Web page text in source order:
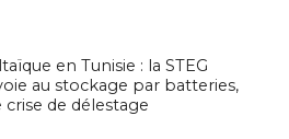
en Tunisie : la STEG
au stockage par batteries,
de délestage